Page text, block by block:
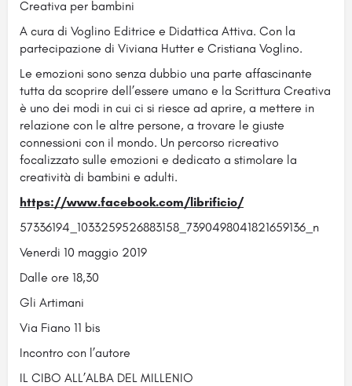
Creativa per bambini
A cura di Voglino Editrice e Didattica Attiva. Con la
partecipazione di Viviana Hutter e Cristiana Voglino.
Le emozioni sono senza dubbio una parte affascinante
tutta da scoprire dell’essere umano e la Scrittura Creativa
è uno dei modi in cui ci si riesce ad aprire, a mettere in
relazione con le altre persone, a trovare le giuste
connessioni con il mondo. Un percorso ricreativo
focalizzato sulle emozioni e dedicato a stimolare la
creatività di bambini e adulti.
https://www.facebook.com/librificio/
57336194_1033259526883158_7390498041821659136_n
Venerdi 10 maggio 2019
Dalle ore 18,30
Gli Artimani
Via Fiano 11 bis
Incontro con l’autore
IL CIBO ALL’ALBA DEL MILLENIO